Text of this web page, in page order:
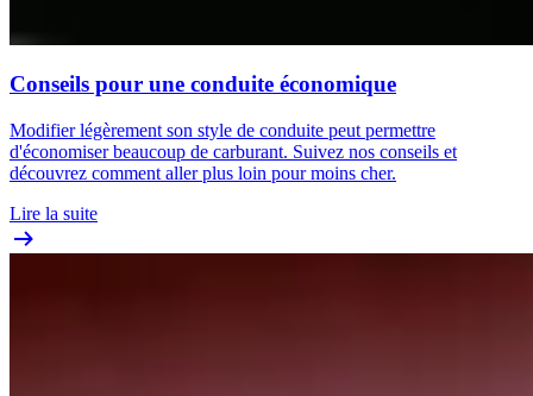
Conseils pour une conduite économique
Modifier légèrement son style de conduite peut permettre
d'économiser beaucoup de carburant. Suivez nos conseils et
découvrez comment aller plus loin pour moins cher.
Lire la suite